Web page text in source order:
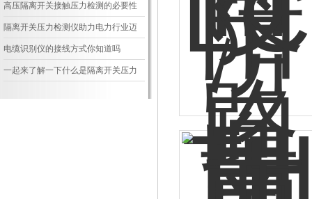
高压隔离开关接触压力检测的必要性
隔离开关压力检测仪助力电力行业迈
向智能化新时代
电缆识别仪的接线方式你知道吗
一起来了解一下什么是隔离开关压力